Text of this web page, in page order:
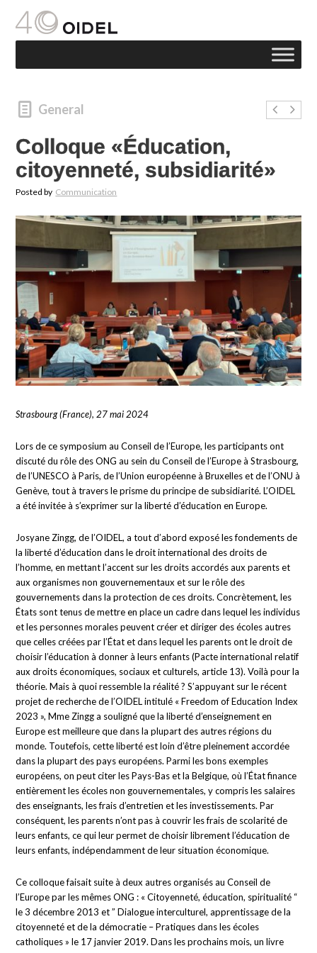
General
Colloque «Éducation,
citoyenneté, subsidiarité»
Posted by Communication
Strasbourg (France), 27 mai 2024
Lors de ce symposium au Conseil de l’Europe, les participants ont
discuté du rôle des ONG au sein du Conseil de l’Europe à Strasbourg,
de l’UNESCO à Paris, de l’Union européenne à Bruxelles et de l’ONU à
Genève, tout à travers le prisme du principe de subsidiarité. L’OIDEL
a été invitée à s’exprimer sur la liberté d’éducation en Europe.
Josyane Zingg, de l’OIDEL, a tout d’abord exposé les fondements de
la liberté d’éducation dans le droit international des droits de
l’homme, en mettant l’accent sur les droits accordés aux parents et
aux organismes non gouvernementaux et sur le rôle des
gouvernements dans la protection de ces droits. Concrètement, les
États sont tenus de mettre en place un cadre dans lequel les individus
et les personnes morales peuvent créer et diriger des écoles autres
que celles créées par l’État et dans lequel les parents ont le droit de
choisir l’éducation à donner à leurs enfants (Pacte international relatif
aux droits économiques, sociaux et culturels, article 13). Voilà pour la
théorie. Mais à quoi ressemble la réalité ? S’appuyant sur le récent
projet de recherche de l’OIDEL intitulé « Freedom of Education Index
2023 », Mme Zingg a souligné que la liberté d’enseignement en
Europe est meilleure que dans la plupart des autres régions du
monde. Toutefois, cette liberté est loin d’être pleinement accordée
dans la plupart des pays européens. Parmi les bons exemples
européens, on peut citer les Pays-Bas et la Belgique, où l’État finance
entièrement les écoles non gouvernementales, y compris les salaires
des enseignants, les frais d’entretien et les investissements. Par
conséquent, les parents n’ont pas à couvrir les frais de scolarité de
leurs enfants, ce qui leur permet de choisir librement l’éducation de
leurs enfants, indépendamment de leur situation économique.
Ce colloque faisait suite à deux autres organisés au Conseil de
l’Europe par les mêmes ONG : « Citoyenneté, éducation, spiritualité “
le 3 décembre 2013 et ” Dialogue interculturel, apprentissage de la
citoyenneté et de la démocratie – Pratiques dans les écoles
catholiques » le 17 janvier 2019. Dans les prochains mois, un livre